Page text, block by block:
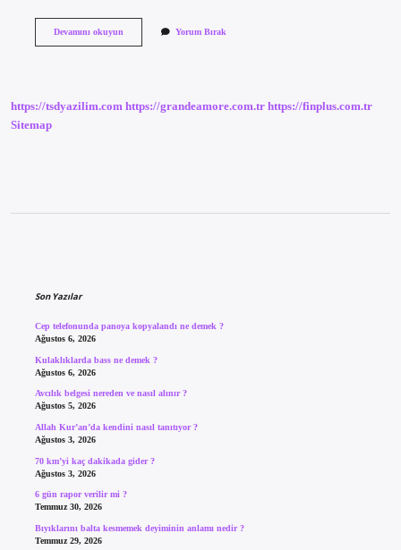
Devamını okuyunIstanbul
Yorum Bırak
https://tsdyazilim.com https://grandeamore.com.tr https://finplus.com.tr
Sitemap
Son Yazılar
Cep telefonunda panoya kopyalandı ne demek ?
Ağustos 6, 2026
Kulaklıklarda bass ne demek ?
Ağustos 6, 2026
Avcılık belgesi nereden ve nasıl alınır ?
Ağustos 5, 2026
Allah Kur’an’da kendini nasıl tanıtıyor ?
Ağustos 3, 2026
70 km’yi kaç dakikada gider ?
Ağustos 3, 2026
6 gün rapor verilir mi ?
Temmuz 30, 2026
Bıyıklarını balta kesmemek deyiminin anlamı nedir ?
Temmuz 29, 2026